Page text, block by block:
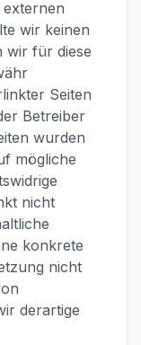
wir keinen
wir für diese
Seiten
Betreiber
wurden
mögliche
nicht
konkrete
nicht
derartige